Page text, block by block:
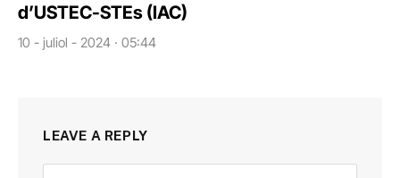
d’USTEC-STEs (IAC)
10 - juliol - 2024 · 05:44
LEAVE A REPLY